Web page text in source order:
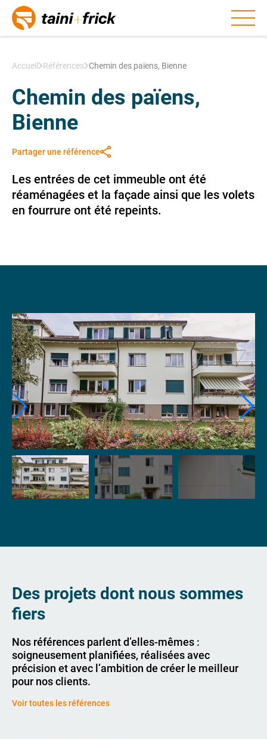
Aller au contenu
Accueil Références Chemin des païens, Bienne
Chemin des païens,
Bienne
Partager une référence
Les entrées de cet immeuble ont été
réaménagées et la façade ainsi que les volets
en fourrure ont été repeints.
Des projets dont nous sommes
fiers
Nos références parlent d’elles-mêmes :
soigneusement planifiées, réalisées avec
précision et avec l’ambition de créer le meilleur
pour nos clients.
Voir toutes les références